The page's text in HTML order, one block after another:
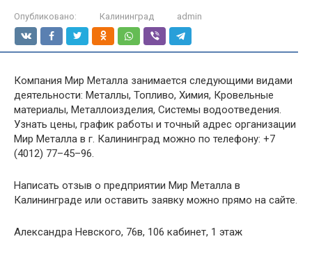
Опубликовано: Калининград admin
Компания Мир Металла занимается следующими видами
деятельности: Металлы, Топливо, Химия, Кровельные
материалы, Металлоизделия, Системы водоотведения.
Узнать цены, график работы и точный адрес организации
Мир Металла в г. Калининград можно по телефону: +7
(4012) 77–45–96.
Написать отзыв о предприятии Мир Металла в
Калининграде или оставить заявку можно прямо на сайте.
Александра Невского, 76в, 106 кабинет, 1 этаж